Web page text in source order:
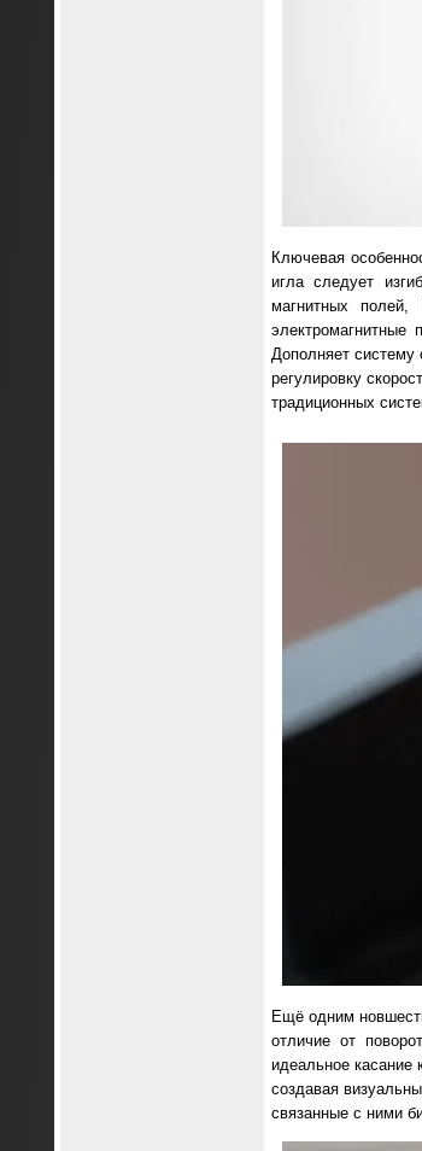
Ключевая
игла следует
магнитных полей,
Дополняет
регулировку
традиционных
Ещё одним
отличие от
идеальное касание
создавая
связанные с ними